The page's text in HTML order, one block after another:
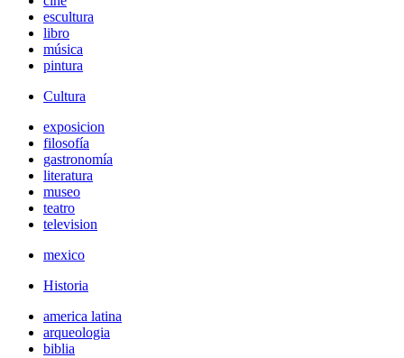
escultura
libro
música
pintura
Cultura
exposicion
filosofía
gastronomía
literatura
museo
teatro
television
mexico
Historia
america latina
arqueologia
biblia